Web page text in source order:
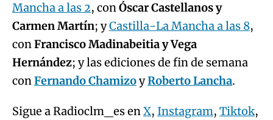
Mancha a las 2, conÓscar Castellanos y
Carmen Martín; yCastilla-La Mancha a las 8,
conFrancisco Madinabeitia y Vega
Hernández; y las ediciones de fin de semana
conFernando ChamizoyRoberto Lancha.
Sigue a Radioclm_es enX, Instagram, Tiktok,